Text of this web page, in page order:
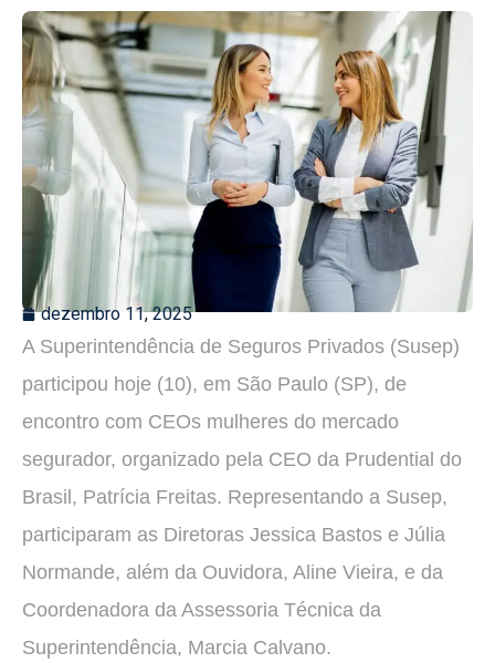
dezembro 11, 2025
A Superintendência de Seguros Privados (Susep)
participou hoje (10), em São Paulo (SP), de
encontro com CEOs mulheres do mercado
segurador, organizado pela CEO da Prudential do
Brasil, Patrícia Freitas. Representando a Susep,
participaram as Diretoras Jessica Bastos e Júlia
Normande, além da Ouvidora, Aline Vieira, e da
Coordenadora da Assessoria Técnica da
Superintendência, Marcia Calvano.